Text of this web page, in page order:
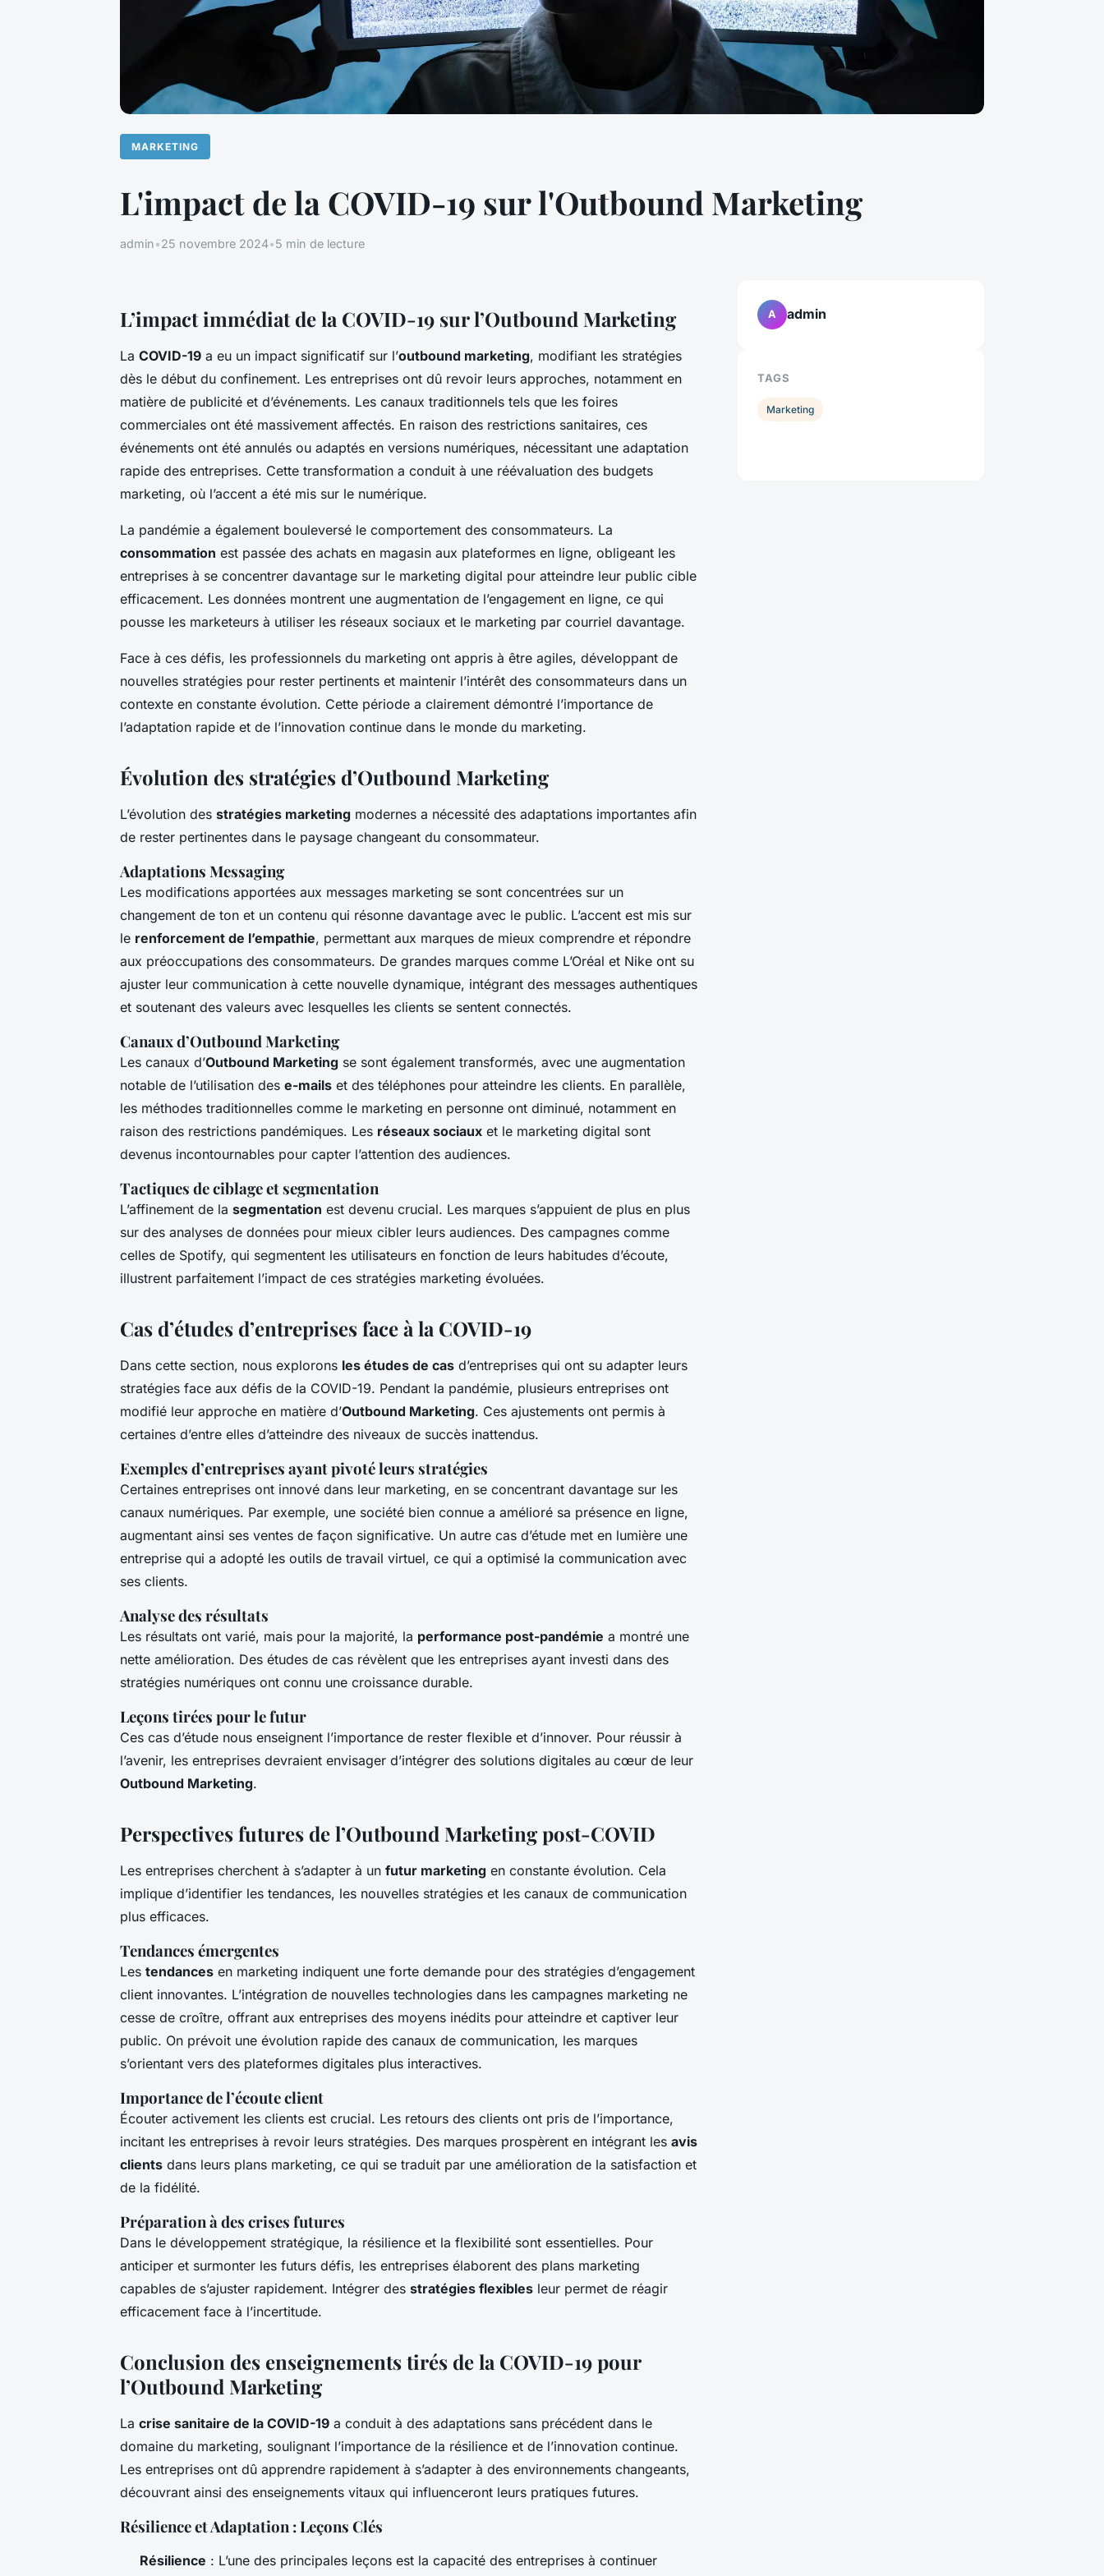
MARKETING
L'impact de la COVID-19 sur l'Outbound Marketing
admin•25 novembre 2024•5 min de lecture
L’impact immédiat de la COVID-19 sur l’Outbound Marketing
La COVID-19 a eu un impact significatif sur l’outbound marketing, modifiant les stratégies
dès le début du confinement. Les entreprises ont dû revoir leurs approches, notamment en
matière de publicité et d’événements. Les canaux traditionnels tels que les foires
commerciales ont été massivement affectés. En raison des restrictions sanitaires, ces
événements ont été annulés ou adaptés en versions numériques, nécessitant une adaptation
rapide des entreprises. Cette transformation a conduit à une réévaluation des budgets
marketing, où l’accent a été mis sur le numérique.
La pandémie a également bouleversé le comportement des consommateurs. La
consommation est passée des achats en magasin aux plateformes en ligne, obligeant les
entreprises à se concentrer davantage sur le marketing digital pour atteindre leur public cible
efficacement. Les données montrent une augmentation de l’engagement en ligne, ce qui
pousse les marketeurs à utiliser les réseaux sociaux et le marketing par courriel davantage.
Face à ces défis, les professionnels du marketing ont appris à être agiles, développant de
nouvelles stratégies pour rester pertinents et maintenir l’intérêt des consommateurs dans un
contexte en constante évolution. Cette période a clairement démontré l’importance de
l’adaptation rapide et de l’innovation continue dans le monde du marketing.
Évolution des stratégies d’Outbound Marketing
L’évolution des stratégies marketing modernes a nécessité des adaptations importantes afin
de rester pertinentes dans le paysage changeant du consommateur.
Adaptations Messaging
Les modifications apportées aux messages marketing se sont concentrées sur un
changement de ton et un contenu qui résonne davantage avec le public. L’accent est mis sur
le renforcement de l’empathie, permettant aux marques de mieux comprendre et répondre
aux préoccupations des consommateurs. De grandes marques comme L’Oréal et Nike ont su
ajuster leur communication à cette nouvelle dynamique, intégrant des messages authentiques
et soutenant des valeurs avec lesquelles les clients se sentent connectés.
Canaux d’Outbound Marketing
Les canaux d’Outbound Marketing se sont également transformés, avec une augmentation
notable de l’utilisation des e-mails et des téléphones pour atteindre les clients. En parallèle,
les méthodes traditionnelles comme le marketing en personne ont diminué, notamment en
raison des restrictions pandémiques. Les réseaux sociaux et le marketing digital sont
devenus incontournables pour capter l’attention des audiences.
Tactiques de ciblage et segmentation
L’affinement de la segmentation est devenu crucial. Les marques s’appuient de plus en plus
sur des analyses de données pour mieux cibler leurs audiences. Des campagnes comme
celles de Spotify, qui segmentent les utilisateurs en fonction de leurs habitudes d’écoute,
illustrent parfaitement l’impact de ces stratégies marketing évoluées.
Cas d’études d’entreprises face à la COVID-19
Dans cette section, nous explorons les études de cas d’entreprises qui ont su adapter leurs
stratégies face aux défis de la COVID-19. Pendant la pandémie, plusieurs entreprises ont
modifié leur approche en matière d’Outbound Marketing. Ces ajustements ont permis à
certaines d’entre elles d’atteindre des niveaux de succès inattendus.
Exemples d’entreprises ayant pivoté leurs stratégies
Certaines entreprises ont innové dans leur marketing, en se concentrant davantage sur les
canaux numériques. Par exemple, une société bien connue a amélioré sa présence en ligne,
augmentant ainsi ses ventes de façon significative. Un autre cas d’étude met en lumière une
entreprise qui a adopté les outils de travail virtuel, ce qui a optimisé la communication avec
ses clients.
Analyse des résultats
Les résultats ont varié, mais pour la majorité, la performance post-pandémie a montré une
nette amélioration. Des études de cas révèlent que les entreprises ayant investi dans des
stratégies numériques ont connu une croissance durable.
Leçons tirées pour le futur
Ces cas d’étude nous enseignent l’importance de rester flexible et d’innover. Pour réussir à
l’avenir, les entreprises devraient envisager d’intégrer des solutions digitales au cœur de leur
Outbound Marketing.
Perspectives futures de l’Outbound Marketing post-COVID
Les entreprises cherchent à s’adapter à un futur marketing en constante évolution. Cela
implique d’identifier les tendances, les nouvelles stratégies et les canaux de communication
plus efficaces.
Tendances émergentes
Les tendances en marketing indiquent une forte demande pour des stratégies d’engagement
client innovantes. L’intégration de nouvelles technologies dans les campagnes marketing ne
cesse de croître, offrant aux entreprises des moyens inédits pour atteindre et captiver leur
public. On prévoit une évolution rapide des canaux de communication, les marques
s’orientant vers des plateformes digitales plus interactives.
Importance de l’écoute client
Écouter activement les clients est crucial. Les retours des clients ont pris de l’importance,
incitant les entreprises à revoir leurs stratégies. Des marques prospèrent en intégrant les avis
clients dans leurs plans marketing, ce qui se traduit par une amélioration de la satisfaction et
de la fidélité.
Préparation à des crises futures
Dans le développement stratégique, la résilience et la flexibilité sont essentielles. Pour
anticiper et surmonter les futurs défis, les entreprises élaborent des plans marketing
capables de s’ajuster rapidement. Intégrer des stratégies flexibles leur permet de réagir
efficacement face à l’incertitude.
Conclusion des enseignements tirés de la COVID-19 pour
l’Outbound Marketing
La crise sanitaire de la COVID-19 a conduit à des adaptations sans précédent dans le
domaine du marketing, soulignant l’importance de la résilience et de l’innovation continue.
Les entreprises ont dû apprendre rapidement à s’adapter à des environnements changeants,
découvrant ainsi des enseignements vitaux qui influenceront leurs pratiques futures.
Résilience et Adaptation : Leçons Clés
Résilience : L’une des principales leçons est la capacité des entreprises à continuer
A admin
TAGS
Marketing